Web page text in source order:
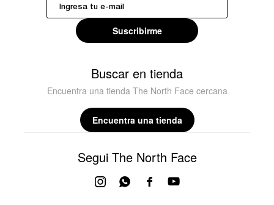
Suscribirme
Buscar en tienda
Encuentra una tienda The North Face cercana
Encuentra una tienda
Segui The North Face
 
 